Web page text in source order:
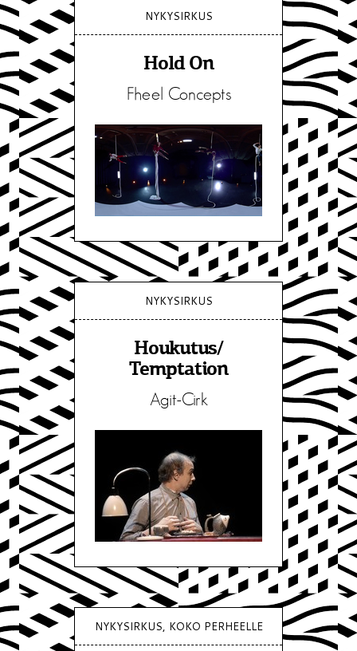
NYKYSIRKUS
Hold On
Fheel Concepts
NYKYSIRKUS
Houkutus/
Temptation
Agit-Cirk
NYKYSIRKUS, KOKO PERHEELLE